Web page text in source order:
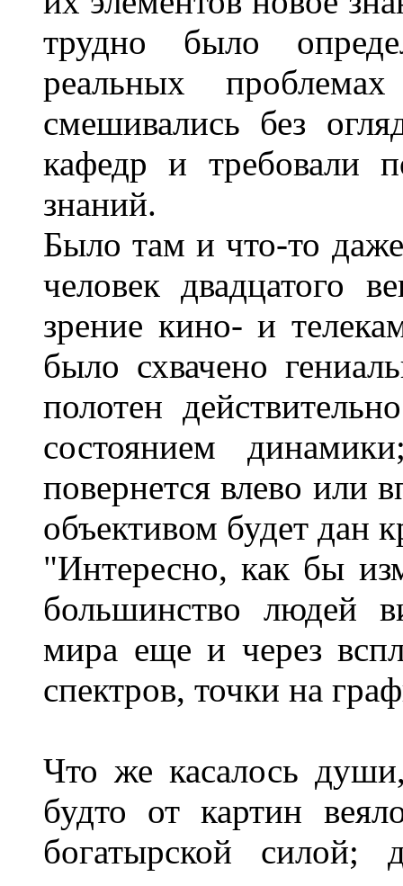
трудно было
реальных
смешивались без
кафедр и требовали
знаний.
Было там и что-то даже
человек двадцатого
зрение кино- и
было схвачено
полотен
состоянием
повернется влево или
объективом будет дан
"Интересно, как бы
большинство людей
мира еще и через
спектров, точки на
Что же касалось
будто от картин
богатырской